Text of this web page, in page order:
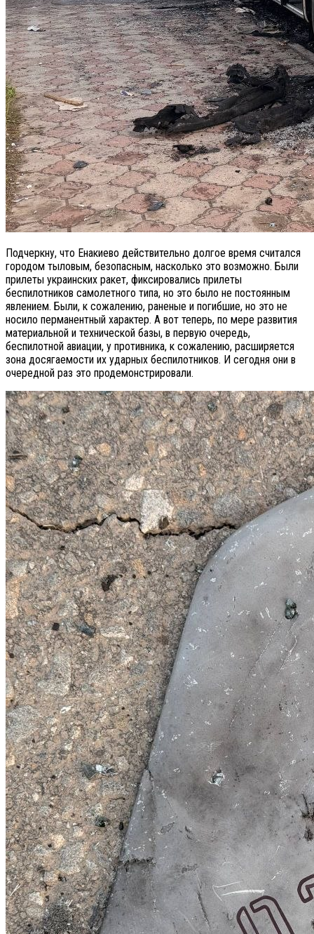
Подчеркну, что Енакиево действительно долгое время считался
городом тыловым, безопасным, насколько это возможно. Были
прилеты украинских ракет, фиксировались прилеты
беспилотников самолетного типа, но это было не постоянным
явлением. Были, к сожалению, раненые и погибшие, но это не
носило перманентный характер. А вот теперь, по мере развития
материальной и технической базы, в первую очередь,
беспилотной авиации, у противника, к сожалению, расширяется
зона досягаемости их ударных беспилотников. И сегодня они в
очередной раз это продемонстрировали.